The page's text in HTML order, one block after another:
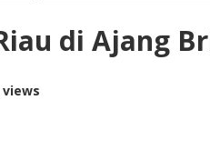
di Ajang
views